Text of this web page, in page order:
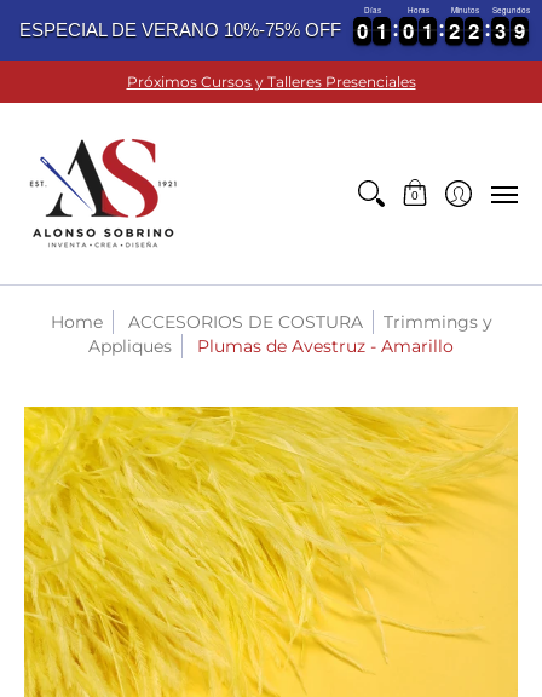
ESPECIAL DE VERANO 10%-75% OFF 0
0
0
0 1
1
1
1
Días
0
0
0
0 1
1
1
1
Horas
2
2
2
2 2
2
2
2
Minutos
3
3
3
3 8
8
9
Segundos
ACCESORIOS DE COSTURA MATERIALES
Próximos Cursos y Talleres Presenciales
0
Home ACCESORIOS DE COSTURA
Trimmings y
Appliques
Plumas de Avestruz - Amarillo